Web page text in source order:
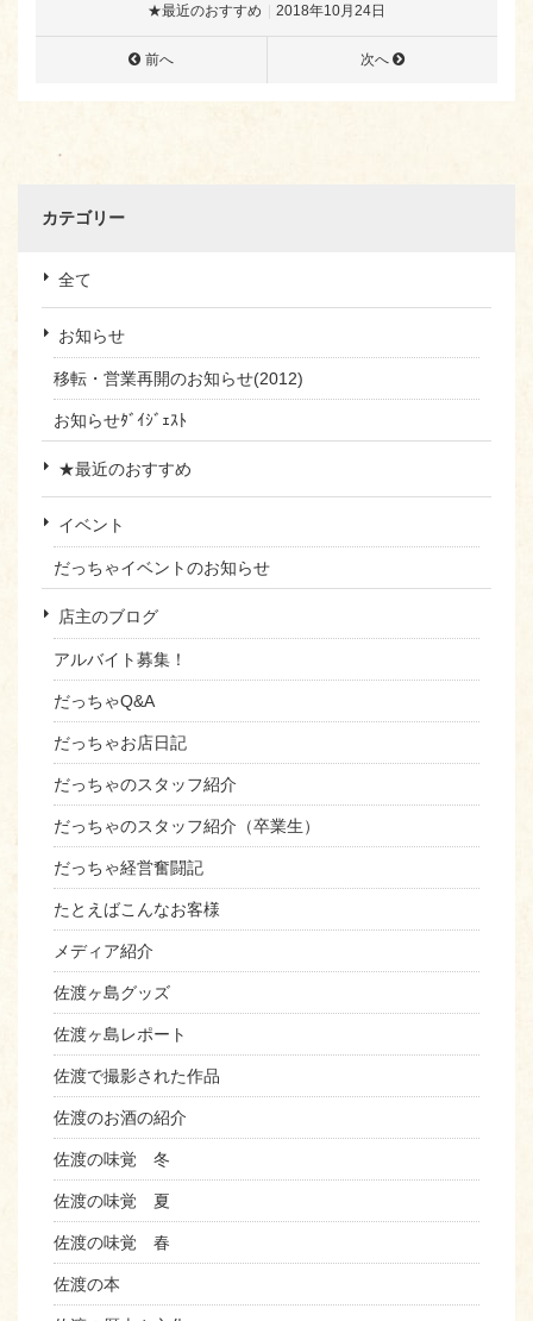
★最近のおすすめ 2018年10月24日
前へ 次へ
カテゴリー
全て
お知らせ
移転・営業再開のお知らせ(2012)
お知らせﾀﾞｲｼﾞｪｽﾄ
★最近のおすすめ
イベント
だっちゃイベントのお知らせ
店主のブログ
アルバイト募集！
だっちゃQ&A
だっちゃお店日記
だっちゃのスタッフ紹介
だっちゃのスタッフ紹介（卒業生）
だっちゃ経営奮闘記
たとえばこんなお客様
メディア紹介
佐渡ヶ島グッズ
佐渡ヶ島レポート
佐渡で撮影された作品
佐渡のお酒の紹介
佐渡の味覚 冬
佐渡の味覚 夏
佐渡の味覚 春
佐渡の本